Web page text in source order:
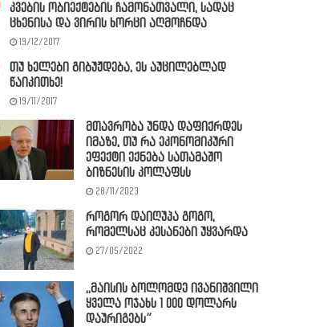
კვების ობიექტების ჩამონათვალი, სადაც
ცხენისა და ვირის ხორცი აღმოჩნდა
19/12/2017
თუ ხელები გიბუჟდება, ეს აუცილებლად
წაიკითხე!
19/11/2017
მთავრობა უნდა დაფიქრდეს
იმაზე, თუ რა ეკონომიკური
ეფექტი ექნება სათამაშო
ბიზნესის კოლაფსს
28/11/2023
როგორ დაიღუპა გოგო,
რომელსაც კესანები უყვარდა
27/05/2022
,,მაისის ბოლომდე ივანიშვილი
ყველა ოჯახს 1 000 დოლარს
დაურიგებს”